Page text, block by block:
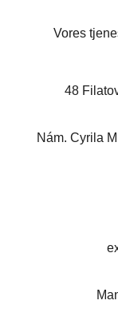
Vores
48
Nám. Cyrila